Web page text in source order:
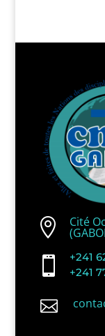
 Cité

+241
+241
